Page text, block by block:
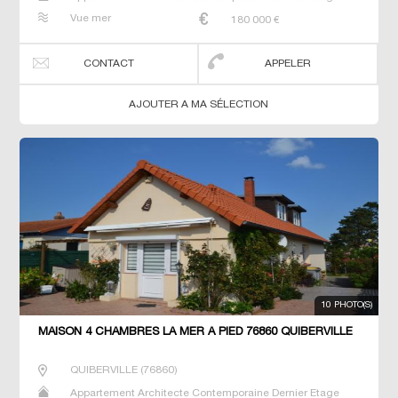
Villa
Vue mer 180 000 €
CONTACT APPELER
AJOUTER A MA SÉLECTION
10 PHOTO(S)
MAISON 4 CHAMBRES LA MER À PIED 76860 QUIBERVILLE
QUIBERVILLE(76860)
Appartement Architecte Contemporaine Dernier Etage